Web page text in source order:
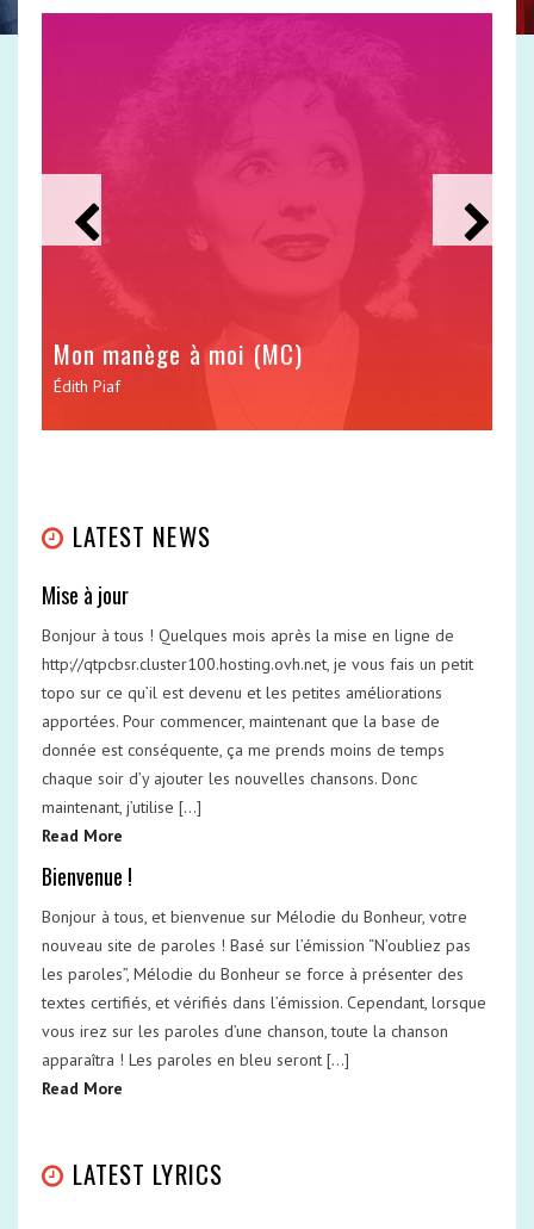
Mon manège à moi (MC)
Édith Piaf
LATEST NEWS
Mise à jour
Bonjour à tous ! Quelques mois après la mise en ligne de
http://qtpcbsr.cluster100.hosting.ovh.net, je vous fais un petit
topo sur ce qu’il est devenu et les petites améliorations
apportées. Pour commencer, maintenant que la base de
donnée est conséquente, ça me prends moins de temps
chaque soir d’y ajouter les nouvelles chansons. Donc
maintenant, j’utilise […]
Read More
Bienvenue !
Bonjour à tous, et bienvenue sur Mélodie du Bonheur, votre
nouveau site de paroles ! Basé sur l’émission “N’oubliez pas
les paroles”, Mélodie du Bonheur se force à présenter des
textes certifiés, et vérifiés dans l’émission. Cependant, lorsque
vous irez sur les paroles d’une chanson, toute la chanson
apparaîtra ! Les paroles en bleu seront […]
Read More
LATEST LYRICS